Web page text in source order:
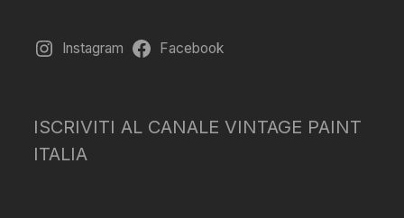
Instagram Facebook
ISCRIVITI AL CANALE VINTAGE PAINT
ITALIA